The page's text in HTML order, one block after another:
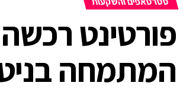
המתמחה